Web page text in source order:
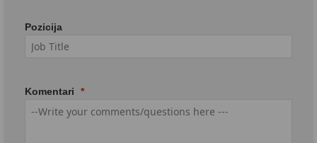
Pozicija
Komentari